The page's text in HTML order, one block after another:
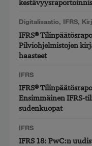
Digitalisaatio, IFRS,
IFRS®
Pilviohjelmistojen
haasteet
IFRS
IFRS®
Ensimmäinen IFRS-
sudenkuopat
IFRS
IFRS 18: PwC:n